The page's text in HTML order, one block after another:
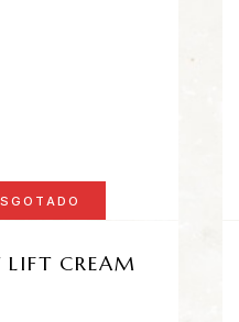
LIFT CREAM